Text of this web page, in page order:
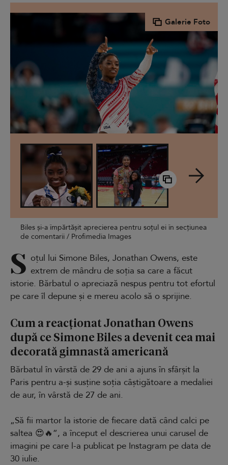
Galerie Foto
Biles și-a împărtășit aprecierea pentru soțul ei în secțiunea
de comentarii / Profimedia Images
S oțul lui Simone Biles, Jonathan Owens, este
extrem de mândru de soția sa care a făcut
istorie. Bărbatul o apreciază nespus pentru tot efortul
pe care îl depune și e mereu acolo să o sprijine.
Cum a reacționat Jonathan Owens
după ce Simone Biles a devenit cea mai
decorată gimnastă americană
Bărbatul în vârstă de 29 de ani a ajuns în sfârșit la
Paris pentru a-și susține soția câștigătoare a medaliei
de aur, în vârstă de 27 de ani.
„Să fii martor la istorie de fiecare dată când calci pe
saltea 😍🔥”, a început el descrierea unui carusel de
imagini pe care l-a publicat pe Instagram pe data de
30 iulie.